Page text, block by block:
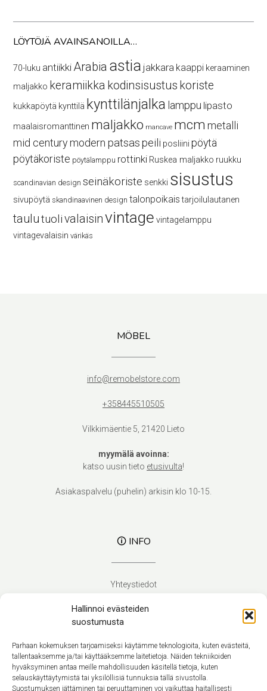
Hallinnoi evästeiden
suostumusta
Parhaan kokemuksen tarjoamiseksi käytämme teknologioita, kuten evästeitä,
tallentaaksemme ja/tai käyttääksemme laitetietoja. Näiden tekniikoiden
hyväksyminen antaa meille mahdollisuuden käsitellä tietoja, kuten
selauskäyttäytymistä tai yksilöllisiä tunnuksia tällä sivustolla.
Suostumuksen jättäminen tai peruuttaminen voi vaikuttaa haitallisesti
LÖYTÖJÄ AVAINSANOILLA…
70-luku antiikki Arabia astia jakkara kaappi keraaminen
maljakko keramiikka kodinsisustus koriste
kukkapöytä kynttilä kynttilänjalka lamppu lipasto
maalaisromanttinen maljakko mancave mcm metalli
mid century modern patsaspeili posliini pöytä
pöytäkoriste pöytälamppu rottinki Ruskea maljakko ruukku
scandinavian design seinäkoriste senkki sisustus
sivupöytä skandinaavinen design talonpoikais tarjoilulautanen
taulutuolivalaisinvintage vintagelamppu
vintagevalaisin värikäs
MÖBEL
info@remobelstore.com
+358445510505
Vilkkimäentie 5, 21420 Lieto
myymälä avoinna:
katso uusin tieto etusivulta!
Asiakaspalvelu (puhelin) arkisin klo 10-15.
🛈 INFO
Yhteystiedot
Toimitusehdot
Tietosuojaseloste
Suomi